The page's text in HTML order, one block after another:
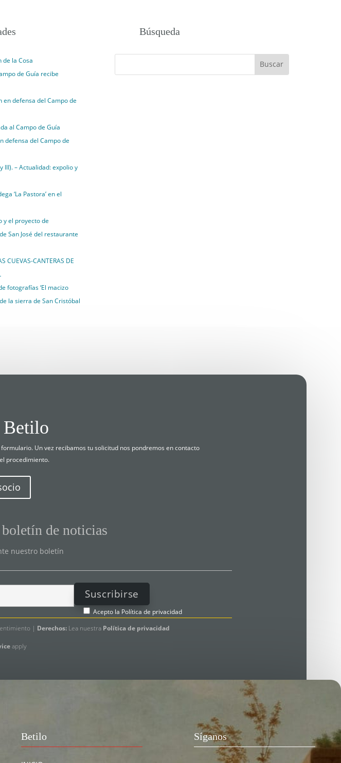
de la Cosa
de Guía recibe
defensa del Campo de
al Campo de Guía
defensa del Campo de
III). – Actualidad: expolio y
‘La Pastora’ en el
y el proyecto de
San José del restaurante
CUEVAS-CANTERAS DE
fotografías ‘El macizo
la sierra de San Cristóbal
Búsqueda
Betilo
Un vez recibamos tu solicitud nos pondremos en contacto
procedimiento.
de noticias
nuestro boletín
Acepto la Política de privacidad
| Derechos: Lea nuestra Política de privacidad
apply
Betilo Síganos